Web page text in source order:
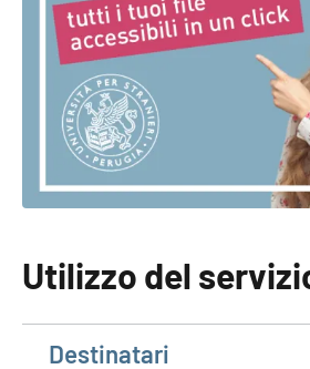
Utilizzo del
Destinatari